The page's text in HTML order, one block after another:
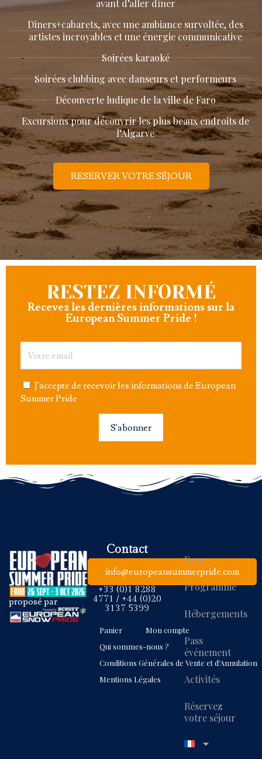
avant d’aller dîner
Dîners+cabarets, avec une ambiance survoltée, des
artistes incroyables et une énergie communicative
Soirées karaoké
Soirées clubbing avec danseurs et performeurs
Découverte ludique de la ville de Faro
Excursions pour découvrir les plus beaux endroits de
l’Algarve
RESERVER VOTRE SÉJOUR
RESTEZ INFORMÉ
Recevez les dernières informations sur la
European Summer Pride !
J'accepte de recevoir les informations de European
Summer Pride
S'abonner
proposé par
Contact
info@europeansummerpride.com
+33 (0)1 8288
4771 / +44 (0)20
3137 5399
Panier
Mon compte
Qui sommes-nous ?
Conditions Générales de Vente et d’Annulation
Mentions Légales
Faro
Programme
Hébergements
Pass
événement
Activités
Réservez
votre séjour